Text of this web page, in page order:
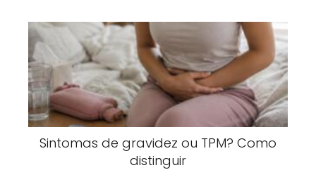
Sintomas de gravidez ou TPM? Como
distinguir